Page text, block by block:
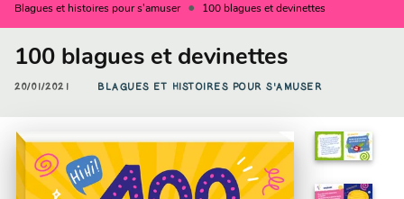
Blagues et histoires pour s'amuser • 100 blagues et devinettes
100 blagues et devinettes
20/01/2021 BLAGUES ET HISTOIRES POUR S'AMUSER